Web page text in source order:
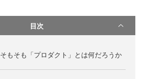
目次
そもそも「プロダクト」とは何だろうか